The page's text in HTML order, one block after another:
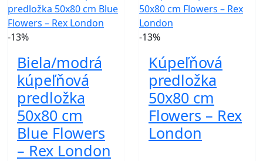
-13%
Biela/modrá
kúpeľňová
predložka
50x80 cm
Blue Flowers
– Rex London
-13%
Kúpeľňová
predložka
50x80 cm
Flowers – Rex
London